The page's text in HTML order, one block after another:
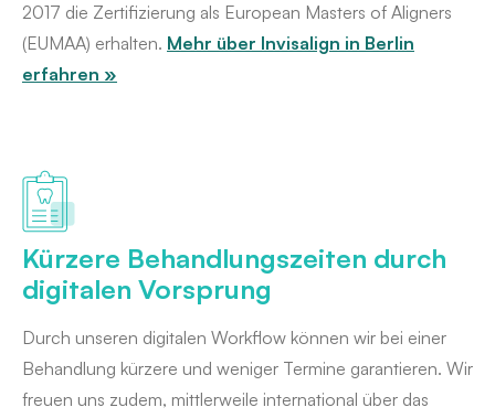
2017 die Zertifizierung als European Masters of Aligners
(EUMAA) erhalten. Mehr über Invisalign in Berlin
erfahren »
Kürzere Behandlungszeiten durch
digitalen Vorsprung
Durch unseren digitalen Workflow können wir bei einer
Behandlung kürzere und weniger Termine garantieren. Wir
freuen uns zudem, mittlerweile international über das